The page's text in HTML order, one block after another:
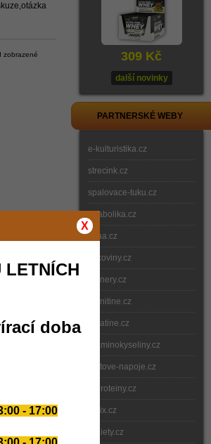
zobrazené
309 Kč
další novinky
PARTNERSKÉ WEBY
e-kulturistika.cz
strecink.cz
spalovace-tuku.cz
anabolika.cz
bcaa.cz
bilkoviny.cz
gainery.cz
carnitine.cz
creatine.cz
e-aminokyseliny.cz
iontove-napoje.cz
e-proteiny.cz
nitrix.cz
e-diety.cz
X
LETNÍCH
doba
- 17:00